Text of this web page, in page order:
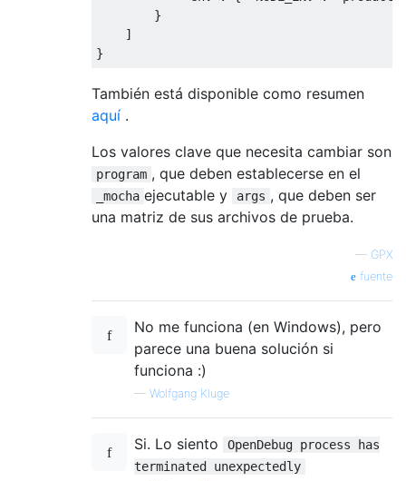
}
]
}
También está disponible como resumen
aquí .
Los valores clave que necesita cambiar son
program , que deben establecerse en el
_mocha ejecutable y args , que deben ser
una matriz de sus archivos de prueba.
— GPX
fuente
No me funciona (en Windows), pero
parece una buena solución si
funciona :)
— Wolfgang Kluge
Si. Lo siento
OpenDebug process has
terminated unexpectedly